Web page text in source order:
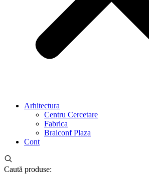
Arhitectura
Centru Cercetare
Fabrica
Braiconf Plaza
Cont
Caută produse: